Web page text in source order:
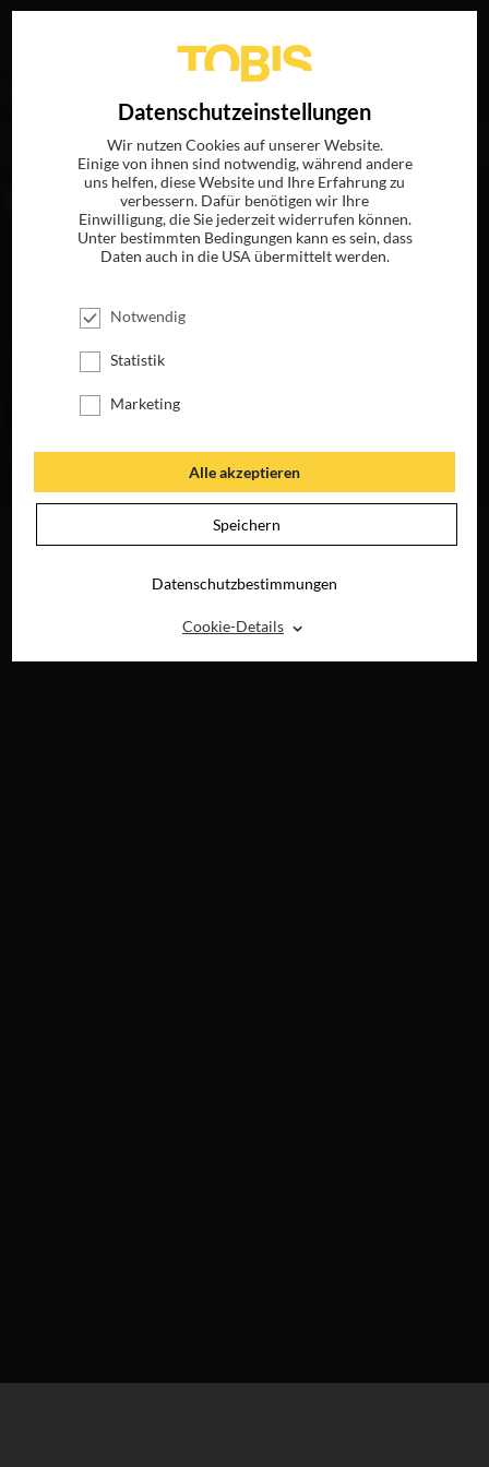
„Valerie Hoffman“
THE WOODSMAN
DIGITAL
Datenschutzeinstellungen
Wir nutzen Cookies auf unserer Website.
Einige von ihnen sind notwendig, während andere
uns helfen, diese Website und Ihre Erfahrung zu
verbessern. Dafür benötigen wir Ihre
Einwilligung, die Sie jederzeit widerrufen können.
Unter bestimmten Bedingungen kann es sein, dass
Daten auch in die USA übermittelt werden.
Notwendig
Statistik
Marketing
Alle akzeptieren
Speichern
Datenschutzbestimmungen
Cookie-Details ⌃